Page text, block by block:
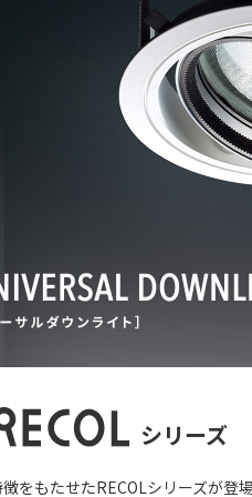
シリーズ
をもたせたRECOLシリーズが登